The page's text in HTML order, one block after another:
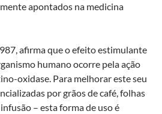
apontados na medicina
afirma que o efeito estimulante
humano ocorre pela ação
oxidase. Para melhorar este seu
por grãos de café, folhas
– esta forma de uso é